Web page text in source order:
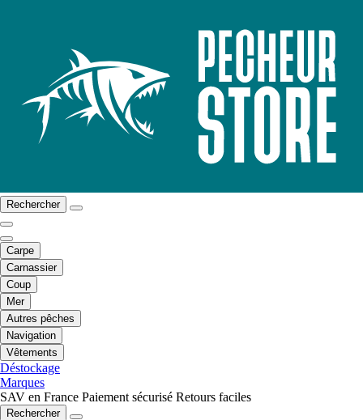
Rechercher
Carpe
Carnassier
Coup
Mer
Autres pêches
Navigation
Vêtements
Déstockage
Marques
SAV en France Paiement sécurisé Retours faciles
Rechercher